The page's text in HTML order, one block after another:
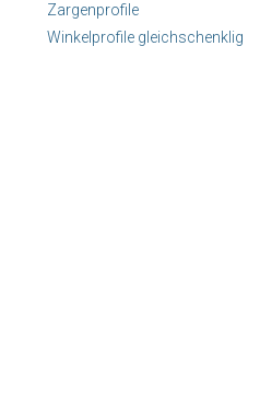
Zargenprofile
Winkelprofile gleichschenklig